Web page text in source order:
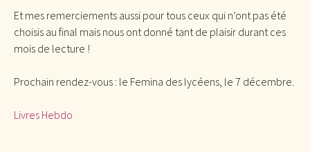
Et mes remerciements aussi pour tous ceux qui n’ont pas été
choisis au final mais nous ont donné tant de plaisir durant ces
mois de lecture !
Prochain rendez-vous : le Femina des lycéens, le 7 décembre.
Livres Hebdo